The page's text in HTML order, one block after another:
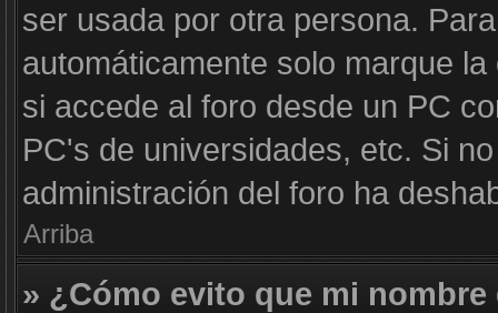
ser usada por otra persona.
automáticamente solo marque
si accede al foro desde un PC
PC's de universidades, etc. Si
administración del foro ha
Arriba
» ¿Cómo evito que mi